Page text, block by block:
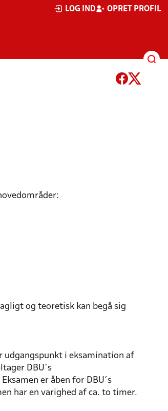
LOG IND OPRET PROFIL
og teoretisk kan begå sig
udgangspunkt i eksamination af
DBU´s
er åben for DBU´s
har en varighed af ca. to timer.